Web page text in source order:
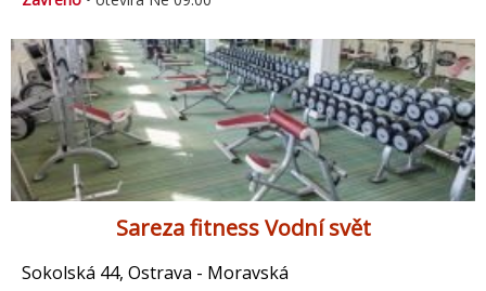
Sareza fitness Vodní svět
Sokolská 44, Ostrava - Moravská